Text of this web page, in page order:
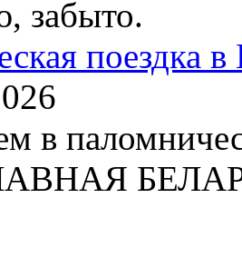
забыто.
поездка в
в